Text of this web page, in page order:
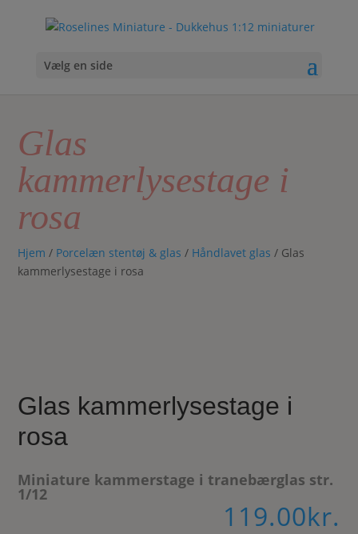
Vælg en side
Glas
kammerlysestage i
rosa
Hjem / Porcelæn stentøj & glas / Håndlavet glas / Glas
kammerlysestage i rosa
Glas kammerlysestage i
rosa
Miniature kammerstage i tranebærglas str.
1/12
119.00kr.